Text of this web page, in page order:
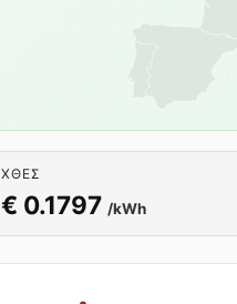
ΧΘΕΣ
€ 0.1797 /kWh